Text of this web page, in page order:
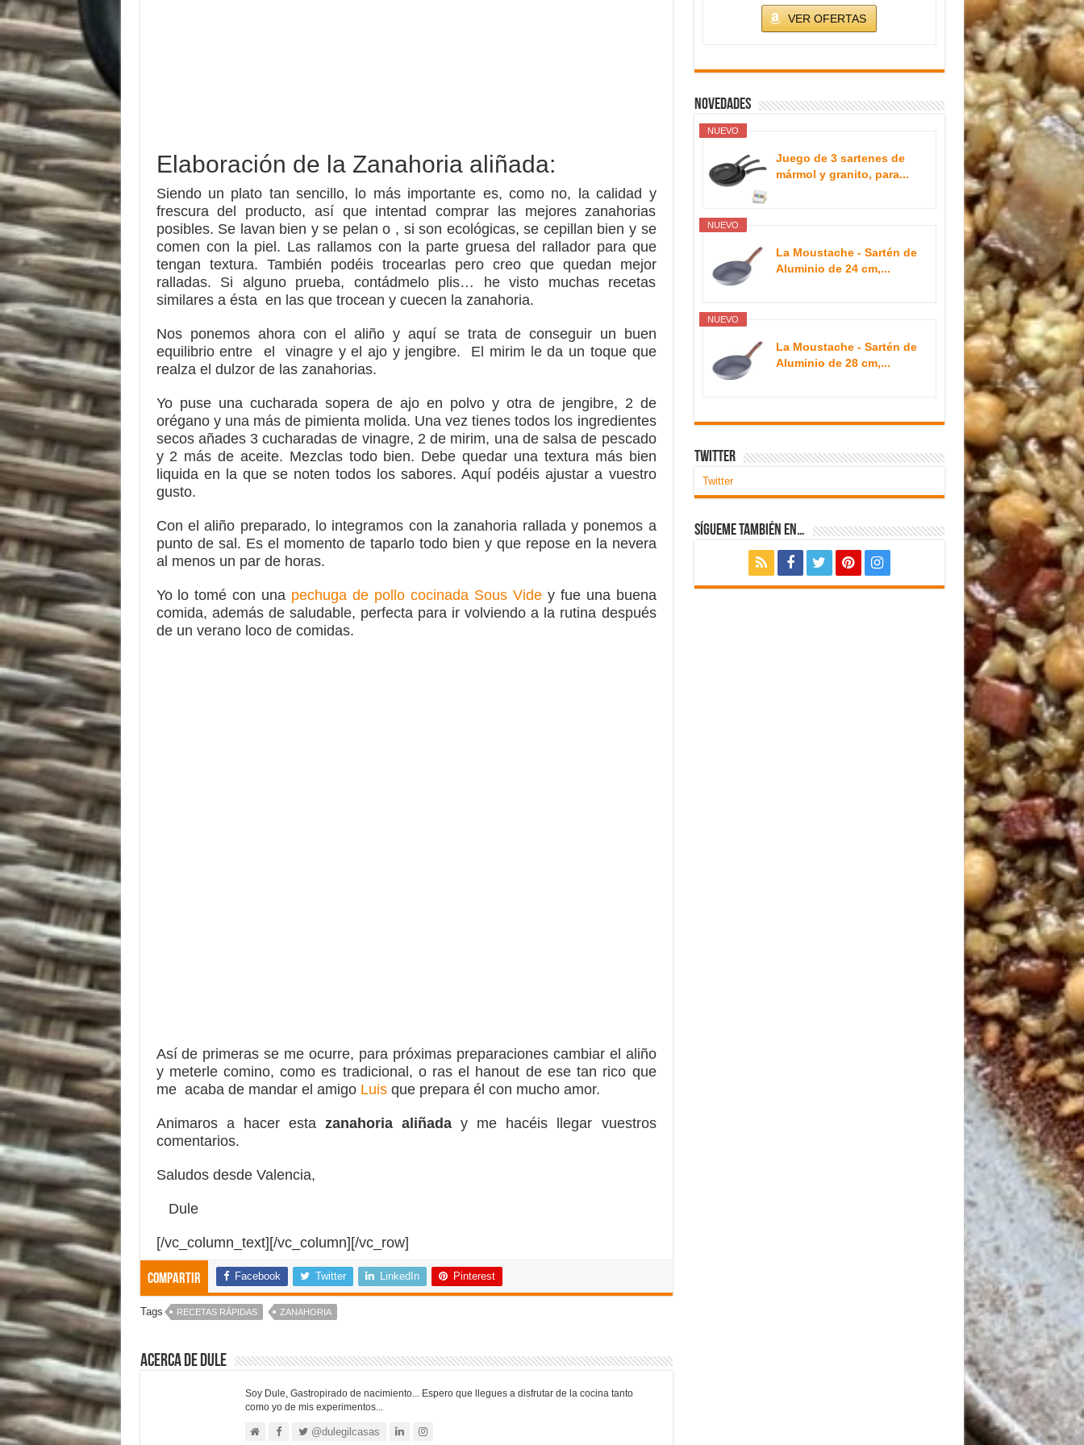
Elaboración de la Zanahoria aliñada:
Siendo un plato tan sencillo, lo más importante es, como no, la calidad y
frescura del producto, así que intentad comprar las mejores zanahorias
posibles. Se lavan bien y se pelan o , si son ecológicas, se cepillan bien y se
comen con la piel. Las rallamos con la parte gruesa del rallador para que
tengan textura. También podéis trocearlas pero creo que quedan mejor
ralladas. Si alguno prueba, contádmelo plis… he visto muchas recetas
similares a ésta en las que trocean y cuecen la zanahoria.
Nos ponemos ahora con el aliño y aquí se trata de conseguir un buen
equilibrio entre el vinagre y el ajo y jengibre. El mirim le da un toque que
realza el dulzor de las zanahorias.
Yo puse una cucharada sopera de ajo en polvo y otra de jengibre, 2 de
orégano y una más de pimienta molida. Una vez tienes todos los ingredientes
secos añades 3 cucharadas de vinagre, 2 de mirim, una de salsa de pescado
y 2 más de aceite. Mezclas todo bien. Debe quedar una textura más bien
liquida en la que se noten todos los sabores. Aquí podéis ajustar a vuestro
gusto.
Con el aliño preparado, lo integramos con la zanahoria rallada y ponemos a
punto de sal. Es el momento de taparlo todo bien y que repose en la nevera
al menos un par de horas.
Yo lo tomé con una pechuga de pollo cocinada Sous Videy fue una buena
comida, además de saludable, perfecta para ir volviendo a la rutina después
de un verano loco de comidas.
Así de primeras se me ocurre, para próximas preparaciones cambiar el aliño
y meterle comino, como es tradicional, o ras el hanout de ese tan rico que
me acaba de mandar el amigo Luisque prepara él con mucho amor.
Animaros a hacer esta zanahoria aliñada y me hacéis llegar vuestros
comentarios.
Saludos desde Valencia,
Dule
[/vc_column_text][/vc_column][/vc_row]
Compartir Facebook Twitter LinkedIn Pinterest
Tags RECETAS RÁPIDAS ZANAHORIA
Acerca de Dule
Soy Dule, Gastropirado de nacimiento... Espero que llegues a disfrutar de la cocina tanto
como yo de mis experimentos...
@dulegilcasas
VER OFERTAS
Novedades
NUEVO
Juego de 3 sartenes de
mármol y granito, para...
NUEVO
La Moustache - Sartén de
Aluminio de 24 cm,...
NUEVO
La Moustache - Sartén de
Aluminio de 28 cm,...
Twitter
Twitter
Sígueme también en…